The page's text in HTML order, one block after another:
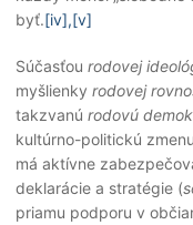
byť.[iv],[v]
Súčasťou rodovej
myšlienky rodovej
takzvanú rodovú
kultúrno-politickú
má aktívne
deklarácie a stratégie (
priamu podporu v